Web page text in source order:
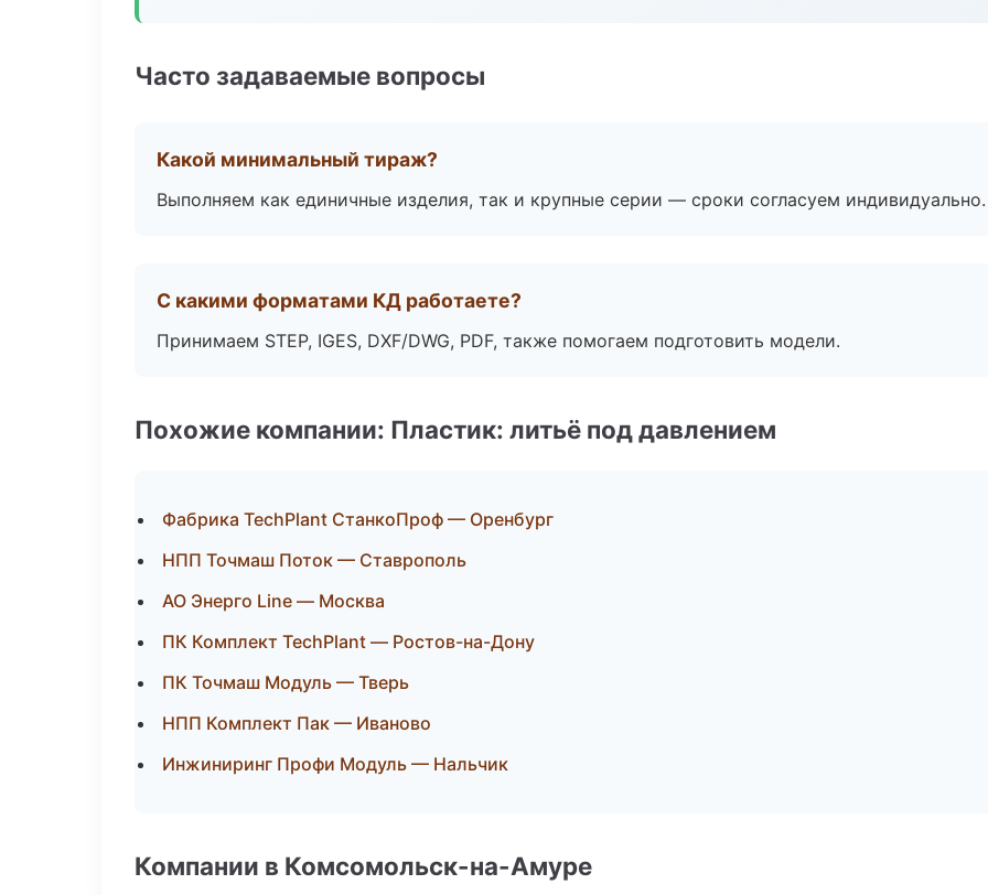
Часто задаваемые вопросы
Какой минимальный тираж?
Выполняем как единичные изделия, так и крупные серии — сроки согласуем индивидуально.
С какими форматами КД работаете?
Принимаем STEP, IGES, DXF/DWG, PDF, также помогаем подготовить модели.
Похожие компании: Пластик: литьё под давлением
Фабрика TechPlant СтанкоПроф — Оренбург
НПП Точмаш Поток — Ставрополь
АО Энерго Line — Москва
ПК Комплект TechPlant — Ростов-на-Дону
ПК Точмаш Модуль — Тверь
НПП Комплект Пак — Иваново
Инжиниринг Профи Модуль — Нальчик
Компании в Комсомольск-на-Амуре